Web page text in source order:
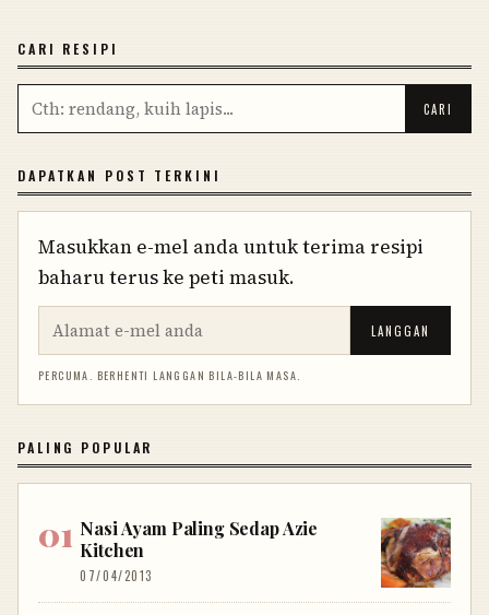
CARI RESIPI
DAPATKAN POST TERKINI
Masukkan e-mel anda untuk terima resipi
baharu terus ke peti masuk.
LANGGAN
PERCUMA. BERHENTI LANGGAN BILA-BILA MASA.
PALING POPULAR
Nasi Ayam Paling Sedap Azie
Kitchen
07/04/2013